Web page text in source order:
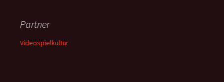
Partner
Videospielkultur